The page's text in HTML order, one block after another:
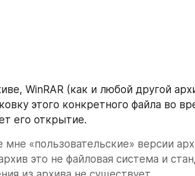
WinRAR (как и любой другой
этого конкретного файла во
его открытие.
«пользовательские» версии
это не файловая система и